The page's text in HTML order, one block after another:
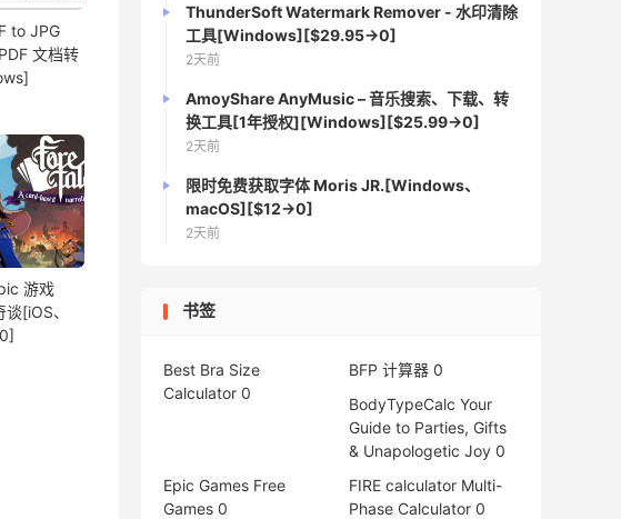
to JPG
文档转
游戏
[iOS、
ThunderSoft Watermark Remover - 水印清除
工具[Windows][$29.95→0]
2天前
AmoyShare AnyMusic – 音乐搜索、下载、转
换工具[1年授权][Windows][$25.99→0]
2天前
限时免费获取字体 Moris JR.[Windows、
macOS][$12→0]
2天前
书签
Best Bra Size
Calculator 0
BFP 计算器 0
BodyTypeCalc Your
Guide to Parties, Gifts
& Unapologetic Joy 0
Epic Games Free
Games 0
FIRE calculator Multi-
Phase Calculator 0